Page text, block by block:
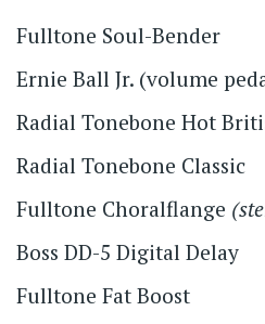
Fulltone Soul-Bender
Ernie Ball Jr. (volume
Radial Tonebone Hot
Radial Tonebone Classic
Fulltone Choralflange
Boss DD-5 Digital Delay
Fulltone Fat Boost